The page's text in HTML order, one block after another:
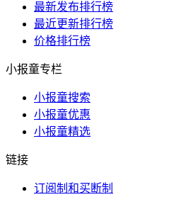
最新发布排行榜
最近更新排行榜
价格排行榜
小报童专栏
小报童搜索
小报童优惠
小报童精选
链接
订阅制和买断制